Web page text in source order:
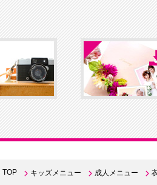
TOP キッズメニュー 成人メニュー